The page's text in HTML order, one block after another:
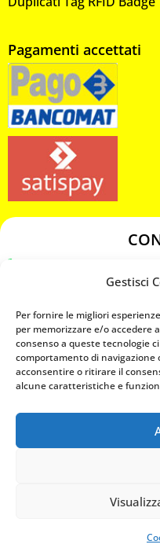
Gestisci
Per fornire le migliori
per memorizzare e/o accedere
consenso a queste tecnologie
comportamento di navigazione
acconsentire o ritirare il
alcune caratteristiche e
Pagamenti accettati
Privacy Policy
Cookie Policy